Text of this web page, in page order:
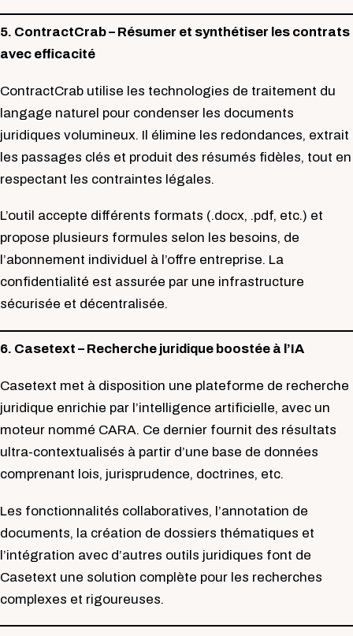
5. ContractCrab – Résumer et synthétiser les contrats
avec efficacité
ContractCrab utilise les technologies de traitement du
langage naturel pour condenser les documents
juridiques volumineux. Il élimine les redondances, extrait
les passages clés et produit des résumés fidèles, tout en
respectant les contraintes légales.
L’outil accepte différents formats (.docx, .pdf, etc.) et
propose plusieurs formules selon les besoins, de
l’abonnement individuel à l’offre entreprise. La
confidentialité est assurée par une infrastructure
sécurisée et décentralisée.
6. Casetext – Recherche juridique boostée à l’IA
Casetext met à disposition une plateforme de recherche
juridique enrichie par l’intelligence artificielle, avec un
moteur nommé CARA. Ce dernier fournit des résultats
ultra-contextualisés à partir d’une base de données
comprenant lois, jurisprudence, doctrines, etc.
Les fonctionnalités collaboratives, l’annotation de
documents, la création de dossiers thématiques et
l’intégration avec d’autres outils juridiques font de
Casetext une solution complète pour les recherches
complexes et rigoureuses.